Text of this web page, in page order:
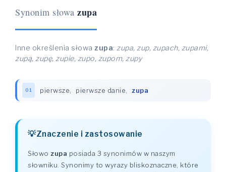
Synonim słowa zupa
Inne określenia słowa zupa: zupa, zup, zupach, zupami,
zupą, zupę, zupie, zupo, zupom, zupy
01 pierwsze pierwsze danie zupa
Znaczenie i zastosowanie
Słowo zupa posiada 3 synonimów w naszym
słowniku. Synonimy to wyrazy bliskoznaczne, które